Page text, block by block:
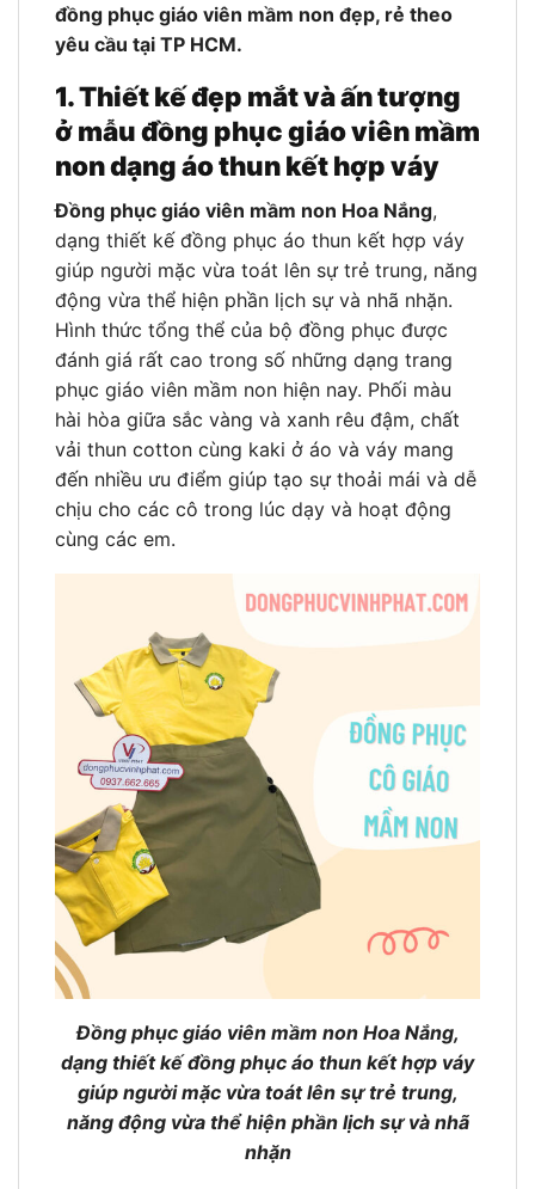
đồng phục giáo viên mầm non đẹp, rẻ theo
yêu cầu tại TP HCM.
1. Thiết kế đẹp mắt và ấn tượng
ở mẫu đồng phục giáo viên mầm
non dạng áo thun kết hợp váy
Đồng phục giáo viên mầm non Hoa Nắng,
dạng thiết kế đồng phục áo thun kết hợp váy
giúp người mặc vừa toát lên sự trẻ trung, năng
động vừa thể hiện phần lịch sự và nhã nhặn.
Hình thức tổng thể của bộ đồng phục được
đánh giá rất cao trong số những dạng trang
phục giáo viên mầm non hiện nay. Phối màu
hài hòa giữa sắc vàng và xanh rêu đậm, chất
vải thun cotton cùng kaki ở áo và váy mang
đến nhiều ưu điểm giúp tạo sự thoải mái và dễ
chịu cho các cô trong lúc dạy và hoạt động
cùng các em.
Đồng phục giáo viên mầm non Hoa Nắng,
dạng thiết kế đồng phục áo thun kết hợp váy
giúp người mặc vừa toát lên sự trẻ trung,
năng động vừa thể hiện phần lịch sự và nhã
nhặn